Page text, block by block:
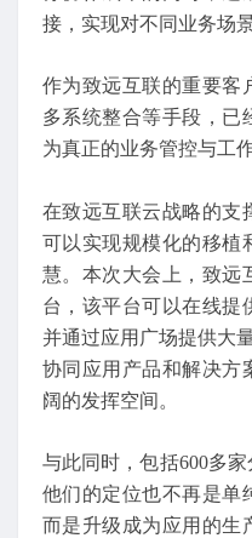
接，实现对不同业务场
作为致远互联的重要客
多系统整合等手段，已
为真正的业务管控与工
在致远互联云战略的支
可以实现规模化的移植
慧。本次大会上，致远
台，该平台可以在线提
并通过应用广场提供大
协同应用产品和解决方
阔的发挥空间。
与此同时，包括600多
他们的定位也不再是单
而是升级成为应用的生